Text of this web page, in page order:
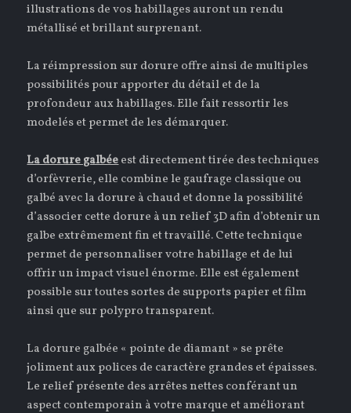
illustrations de vos habillages auront un rendu
métallisé et brillant surprenant.
La réimpression sur dorure offre ainsi de multiples
possibilités pour apporter du détail et de la
profondeur aux habillages. Elle fait ressortir les
modelés et permet de les démarquer.
La dorure galbéeest directement tirée des techniques
d’orfèvrerie, elle combine le gaufrage classique ou
galbé avec la dorure à chaud et donne la possibilité
d’associer cette dorure à un relief 3D afin d’obtenir un
galbe extrêmement fin et travaillé. Cette technique
permet de personnaliser votre habillage et de lui
offrir un impact visuel énorme. Elle est également
possible sur toutes sortes de supports papier et film
ainsi que sur polypro transparent.
La dorure galbée « pointe de diamant » se prête
joliment aux polices de caractère grandes et épaisses.
Le relief présente des arrêtes nettes conférant un
aspect contemporain à votre marque et améliorant